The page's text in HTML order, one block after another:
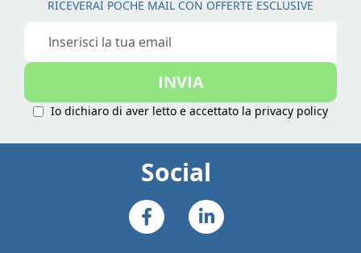
RICEVERAI POCHE MAIL CON OFFERTE ESCLUSIVE
Iscriviti
nostra
INVIA
Io dichiaro di aver letto e accettato la privacy policy
Social